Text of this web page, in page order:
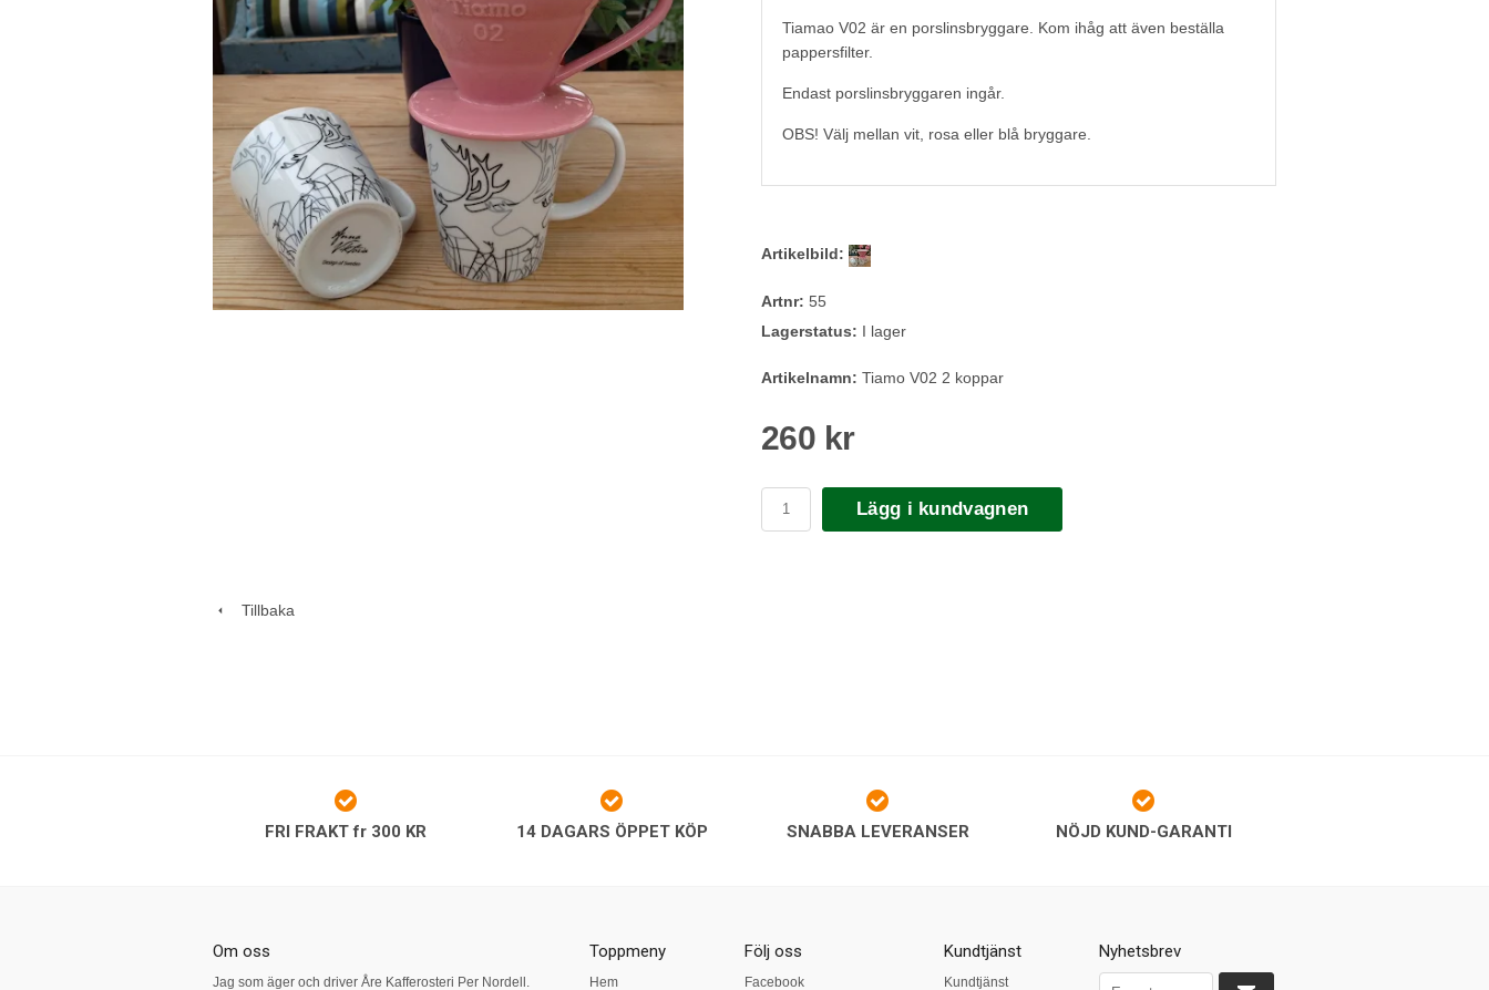
Tiamao V02 är en porslinsbryggare. Kom ihåg att även beställa
pappersfilter.
Endast porslinsbryggaren ingår.
OBS! Välj mellan vit, rosa eller blå bryggare.
Artikelbild:
Artnr: 55
Lagerstatus: I lager
Artikelnamn: Tiamo V02 2 koppar
260 kr
Lägg i kundvagnen
Tillbaka
FRI FRAKT fr 300 KR 14 DAGARS ÖPPET KÖP SNABBA LEVERANSER NÖJD KUND-GARANTI
Om oss
Jag som äger och driver Åre Kafferosteri Per Nordell.
Toppmeny
Hem
Följ oss
Facebook
Kundtjänst
Kundtjänst
Nyhetsbrev